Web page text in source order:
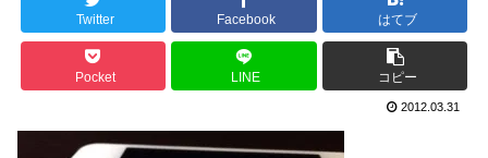
Twitter Facebook はてブ
Pocket LINE コピー
2012.03.31